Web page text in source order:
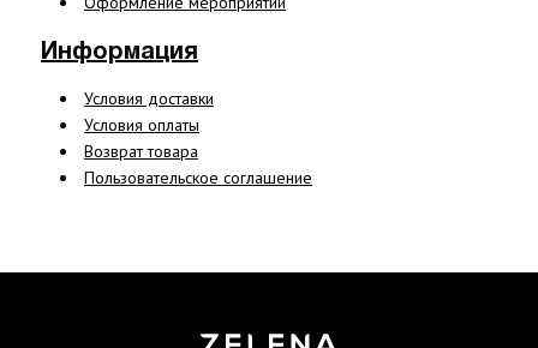
Информация
Условия доставки
Условия оплаты
Возврат товара
Пользовательское соглашение